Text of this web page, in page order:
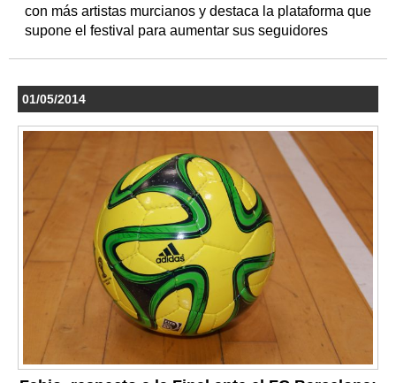
con más artistas murcianos y destaca la plataforma que
supone el festival para aumentar sus seguidores
01/05/2014